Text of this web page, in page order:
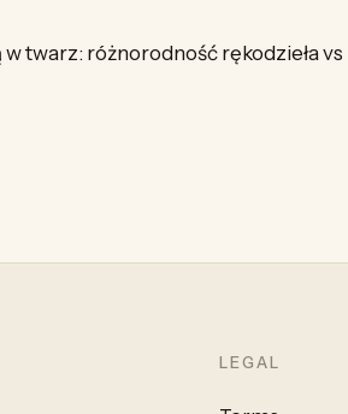
twarz: różnorodność rękodzieła vs
LEGAL